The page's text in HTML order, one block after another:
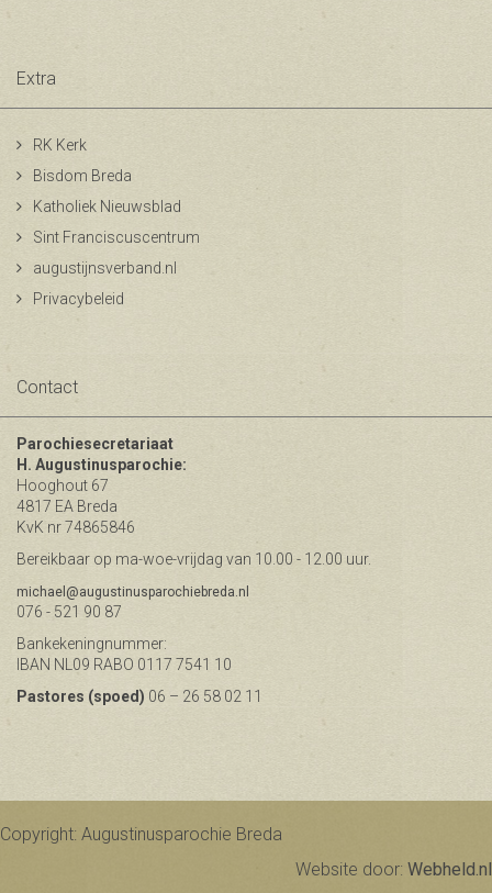
Extra
RK Kerk
Bisdom Breda
Katholiek Nieuwsblad
Sint Franciscuscentrum
augustijnsverband.nl
Privacybeleid
Contact
Parochiesecretariaat
H. Augustinusparochie:
Hooghout 67
4817 EA Breda
KvK nr 74865846
Bereikbaar op ma-woe-vrijdag van 10.00 - 12.00 uur.
michael@augustinusparochiebreda.nl
076 - 521 90 87
Bankekeningnummer:
IBAN NL09 RABO 0117 7541 10
Pastores (spoed) 06 – 26 58 02 11
Copyright: Augustinusparochie Breda
Website door: Webheld.nl